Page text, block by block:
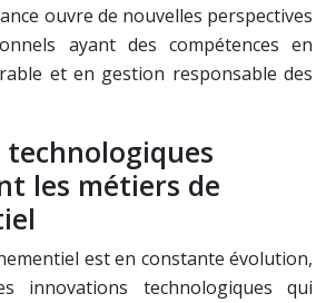
ouvre de nouvelles perspectives
ayant des compétences en
et en gestion responsable des
les métiers de
est en constante évolution,
innovations technologiques qui